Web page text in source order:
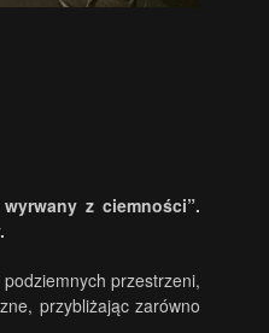
z ciemności”.
przestrzeni,
przybliżając zarówno